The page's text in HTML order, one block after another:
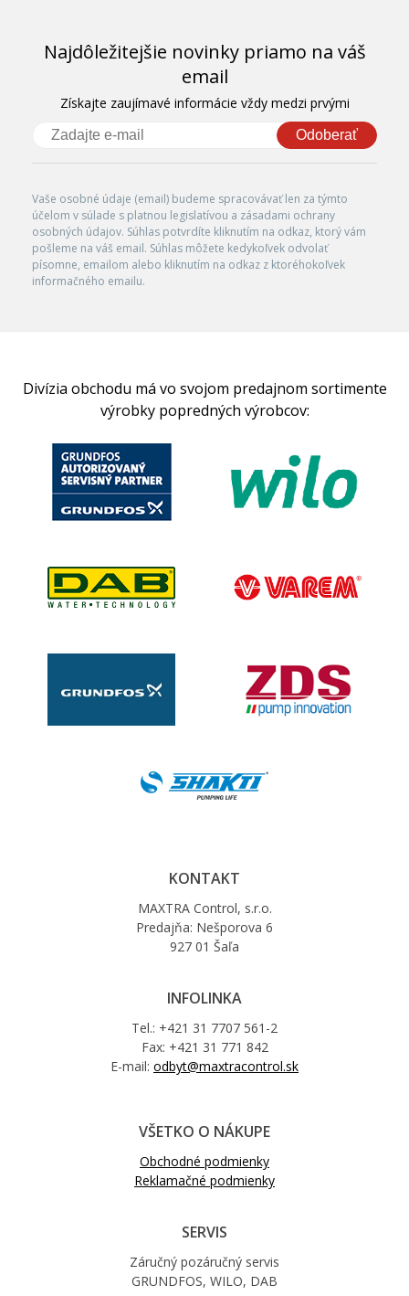
Najdôležitejšie novinky priamo na váš
email
Získajte zaujímavé informácie vždy medzi prvými
Odoberať
Vaše osobné údaje (email) budeme spracovávať len za týmto
účelom v súlade s platnou legislatívou a zásadami ochrany
osobných údajov. Súhlas potvrdíte kliknutím na odkaz, ktorý vám
pošleme na váš email. Súhlas môžete kedykoľvek odvolať
písomne, emailom alebo kliknutím na odkaz z ktoréhokoľvek
informačného emailu.
Divízia obchodu má vo svojom predajnom sortimente
výrobky popredných výrobcov:
KONTAKT
MAXTRA Control, s.r.o.
Predajňa: Nešporova 6
927 01 Šaľa
INFOLINKA
Tel.: +421 31 7707 561-2
Fax: +421 31 771 842
E-mail: odbyt@maxtracontrol.sk
VŠETKO O NÁKUPE
Obchodné podmienky
Reklamačné podmienky
SERVIS
Záručný pozáručný servis
GRUNDFOS, WILO, DAB